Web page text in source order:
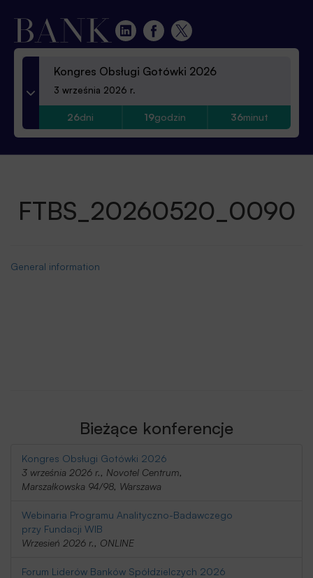
Kongres Obsługi Gotówki 2026
3 września 2026 r.
26dni 19godzin 36minut
FTBS_20260520_0090
General information
Bieżące konferencje
Kongres Obsługi Gotówki 2026
3 września 2026 r., Novotel Centrum,
Marszałkowska 94/98, Warszawa
Webinaria Programu Analityczno-Badawczego
przy Fundacji WIB
Wrzesień 2026 r., ONLINE
Forum Liderów Banków Spółdzielczych 2026